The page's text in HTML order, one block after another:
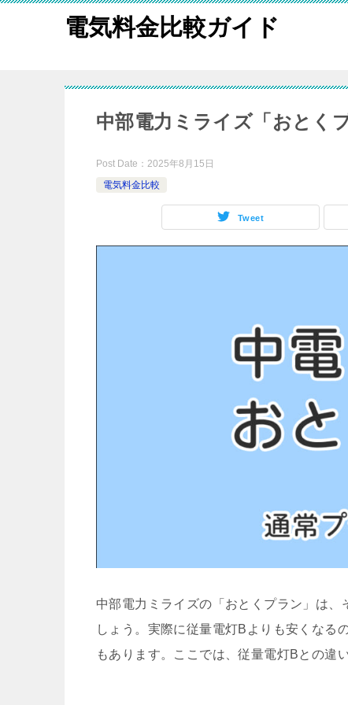
電気料金比較ガイド
中部電力ミライズ「おとく
Post Date： 2025年8月15日
電気料金比較
Tweet
中部電力ミライズの「おとくプラン」は
しょう。実際に従量電灯Bよりも安くなる
もあります。ここでは、従量電灯Bとの違